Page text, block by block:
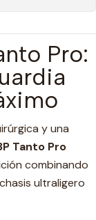
Pro:
y una
Tanto Pro
combinando
ultraligero